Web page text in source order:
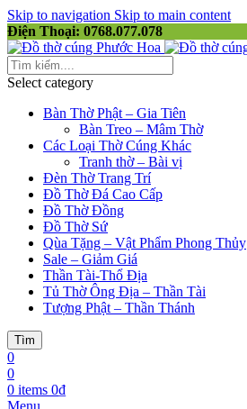
Skip to navigation Skip to main content
Điện Thoại: 0768.077.078
Select category
Bàn Thờ Phật – Gia Tiên
Bàn Treo – Mâm Thờ
Các Loại Thờ Cúng Khác
Tranh thờ – Bài vị
Đèn Thờ Trang Trí
Đồ Thờ Đá Cao Cấp
Đồ Thờ Đồng
Đồ Thờ Sứ
Qùa Tặng – Vật Phẩm Phong Thủy
Sale – Giảm Giá
Thần Tài-Thổ Địa
Tủ Thờ Ông Địa – Thần Tài
Tượng Phật – Thần Thánh
Tìm
0
0
0 items 0₫
Menu